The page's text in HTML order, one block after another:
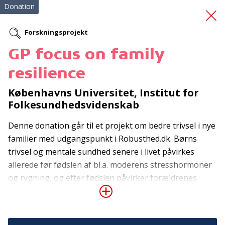
En tryg overgang -
onboarding
Donation
Forskningsprojekt
GP focus on family
resilience
Københavns Universitet, Institut for
Folkesundhedsvidenskab
Denne donation går til et projekt om bedre trivsel i nye
familier med udgangspunkt i Robusthed.dk. Børns
trivsel og mentale sundhed senere i livet påvirkes
allerede før fødslen af bl.a. moderens stresshormoner
og rygning, og efter fødslen påvirker forældrenes
trivsel også barnets udvikling. En tæt og positiv
at håndtere problemer og modgang, og forskerne vil
Tilmeld nyhedsbrev
De seneste nyheder om TrygFondens og TryghedsGruppens